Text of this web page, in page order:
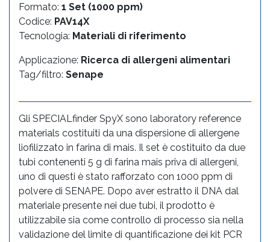
Formato: 1 Set (1000 ppm)
Codice: PAV14X
Tecnologia: Materiali di riferimento
Applicazione: Ricerca di allergeni alimentari
Tag/filtro: Senape
Gli SPECIALfinder SpyX sono laboratory reference
materials costituiti da una dispersione di allergene
liofilizzato in farina di mais. Il set è costituito da due
tubi contenenti 5 g di farina mais priva di allergeni,
uno di questi è stato rafforzato con 1000 ppm di
polvere di SENAPE. Dopo aver estratto il DNA dal
materiale presente nei due tubi, il prodotto è
utilizzabile sia come controllo di processo sia nella
validazione del limite di quantificazione dei kit PCR